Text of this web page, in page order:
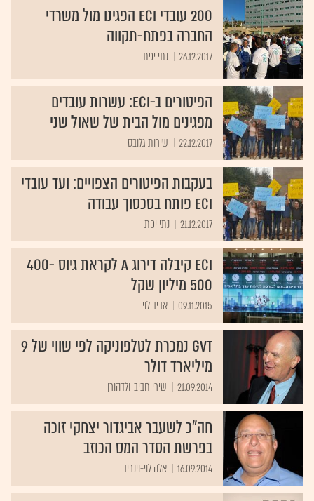
200 עובדי ECI הפגינו מול משרדי
החברה בפתח-תקווה
26.12.2017 נתי יפת
הפיטורים ב-ECI: עשרות עובדים
מפגינים מול הבית של שאול שני
22.12.2017 שירות גלובס
בעקבות הפיטורים הצפויים: ועד עובדי
ECI פותח בסכסוך עבודה
21.12.2017 נתי יפת
ECI קיבלה דירוג A לקראת גיוס 400-
500 מיליון שקל
09.11.2015 אביב לוי
GVT נמכרת לטלפוניקה לפי שווי של 9
מיליארד דולר
21.09.2014 שירי חביב-ולדהורן
חה"כ לשעבר אביגדור יצחקי זוכה
בפרשת הסדר המס הכוזב
16.09.2014 אלה לוי-וינריב